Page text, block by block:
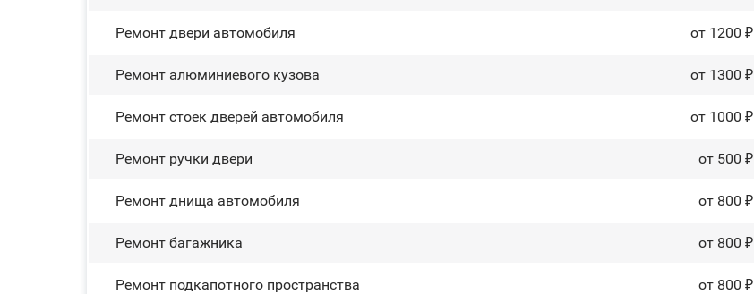
Ремонт двери автомобиля от 1200 ₽
Ремонт алюминиевого кузова от 1300 ₽
Ремонт стоек дверей автомобиля от 1000 ₽
Ремонт ручки двери от 500 ₽
Ремонт днища автомобиля от 800 ₽
Ремонт багажника от 800 ₽
Ремонт подкапотного пространства от 800 ₽